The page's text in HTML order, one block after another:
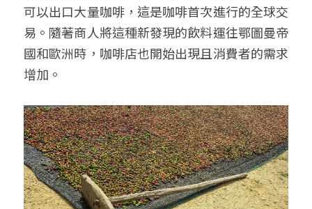
可以出口大量咖啡，這是咖啡首次進行的全球交
易。隨著商人將這種新發現的飲料運往鄂圖曼帝
國和歐洲時，咖啡店也開始出現且消費者的需求
增加。